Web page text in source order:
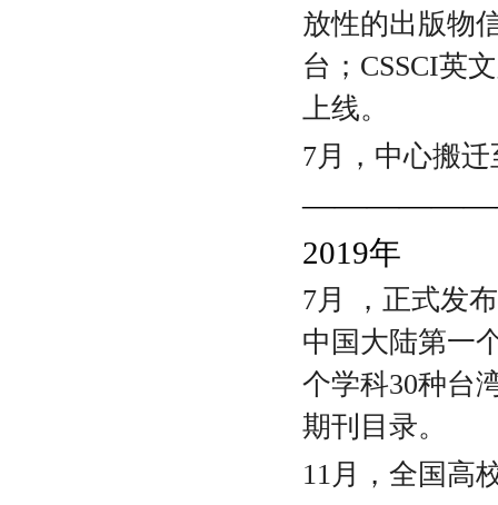
放性的出版物
台； CSSCI英
上线。
7月，中心搬
2019年
7月 ，正式发
中国大陆第一
个学科30种台
期刊目录。
11月，全国高